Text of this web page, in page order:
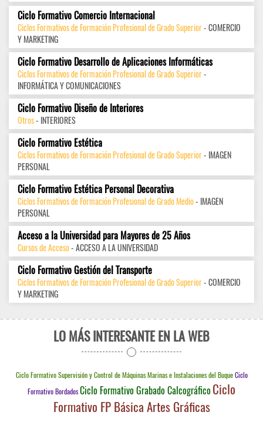
Ciclo Formativo Comercio Internacional
Ciclos Formativos de Formación Profesional de Grado Superior- COMERCIO
Y MARKETING
Ciclo Formativo Desarrollo de Aplicaciones Informáticas
Ciclos Formativos de Formación Profesional de Grado Superior-
INFORMÁTICA Y COMUNICACIONES
Ciclo Formativo Diseño de Interiores
Otros- INTERIORES
Ciclo Formativo Estética
Ciclos Formativos de Formación Profesional de Grado Superior- IMAGEN
PERSONAL
Ciclo Formativo Estética Personal Decorativa
Ciclos Formativos de Formación Profesional de Grado Medio- IMAGEN
PERSONAL
Acceso a la Universidad para Mayores de 25 Años
Cursos de Acceso- ACCESO A LA UNIVERSIDAD
Ciclo Formativo Gestión del Transporte
Ciclos Formativos de Formación Profesional de Grado Superior- COMERCIO
Y MARKETING
LO MÁS INTERESANTE EN LA WEB
Ciclo Formativo Supervisión y Control de Máquinas Marinas e Instalaciones del Buque Ciclo
Formativo BordadosCiclo Formativo Grabado Calcográfico Ciclo
Formativo FP Básica Artes Gráficas